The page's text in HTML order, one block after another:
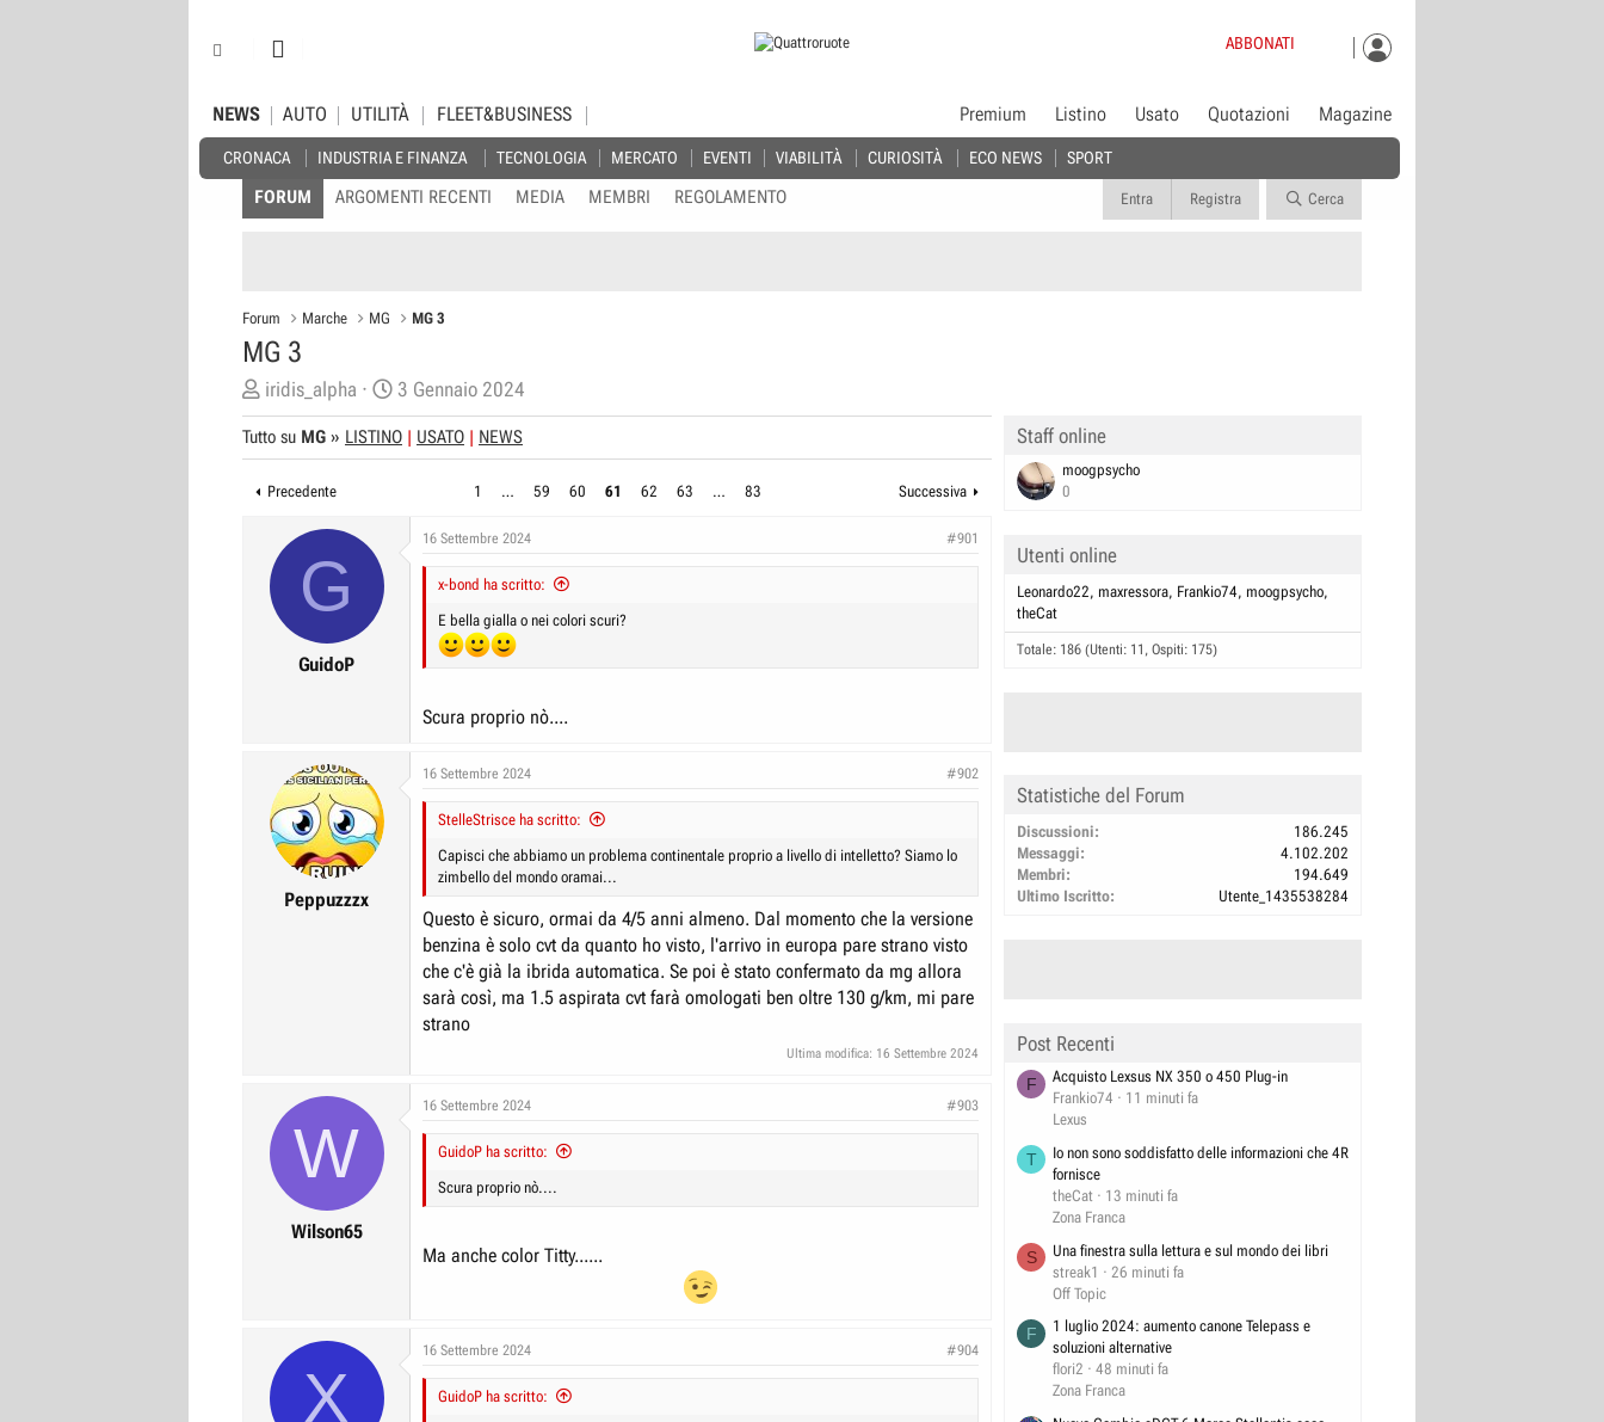
ABBONATI
NEWS
CRONACA INDUSTRIA E FINANZA TECNOLOGIA MERCATO EVENTI VIABILITÀ CURIOSITÀ ECO NEWS SPORT
AUTO UTILITÀ FLEET&BUSINESS Premium Listino Usato Quotazioni Magazine
FORUM ARGOMENTI RECENTI MEDIA MEMBRI REGOLAMENTO Entra Registra Cerca
Forum Marche MG MG 3
MG 3
C
r
e
t
e
D
o
iridis_alpha
D
a
t
3 Gennaio 2024
Tutto su MG » LISTINO USATO NEWS
Precedente 1 … 59 60 61 62 63 … 83 Successiva
G
GuidoP
16 Settembre 2024 #901
x-bond ha scritto:
E bella gialla o nei colori scuri?
Scura proprio nò....
Peppuzzzx
16 Settembre 2024 #902
StelleStrisce ha scritto:
Capisci che abbiamo un problema continentale proprio a livello di intelletto? Siamo lo
zimbello del mondo oramai...
Questo è sicuro, ormai da 4/5 anni almeno. Dal momento che la versione
benzina è solo cvt da quanto ho visto, l'arrivo in europa pare strano visto
che c'è già la ibrida automatica. Se poi è stato confermato da mg allora
sarà così, ma 1.5 aspirata cvt farà omologati ben oltre 130 g/km, mi pare
strano
Ultima modifica: 16 Settembre 2024
W
Wilson65
16 Settembre 2024 #903
GuidoP ha scritto:
Scura proprio nò....
Ma anche color Titty......
X
16 Settembre 2024 #904
GuidoP ha scritto:
Staff online
moogpsycho
0
Utenti online
Leonardo22 maxressora Frankio74 moogpsycho
theCat
Totale: 186 (Utenti: 11, Ospiti: 175)
Statistiche del Forum
Discussioni
186.245
Messaggi
4.102.202
Membri
194.649
Ultimo Iscritto
Utente_1435538284
Post Recenti
F
Acquisto Lexsus NX 350 o 450 Plug-in
Frankio74
11 minuti fa
Lexus
T
Io non sono soddisfatto delle informazioni che 4R
fornisce
theCat
13 minuti fa
Zona Franca
S
Una finestra sulla lettura e sul mondo dei libri
streak1
26 minuti fa
Off Topic
F
1 luglio 2024: aumento canone Telepass e
soluzioni alternative
flori2
48 minuti fa
Zona Franca